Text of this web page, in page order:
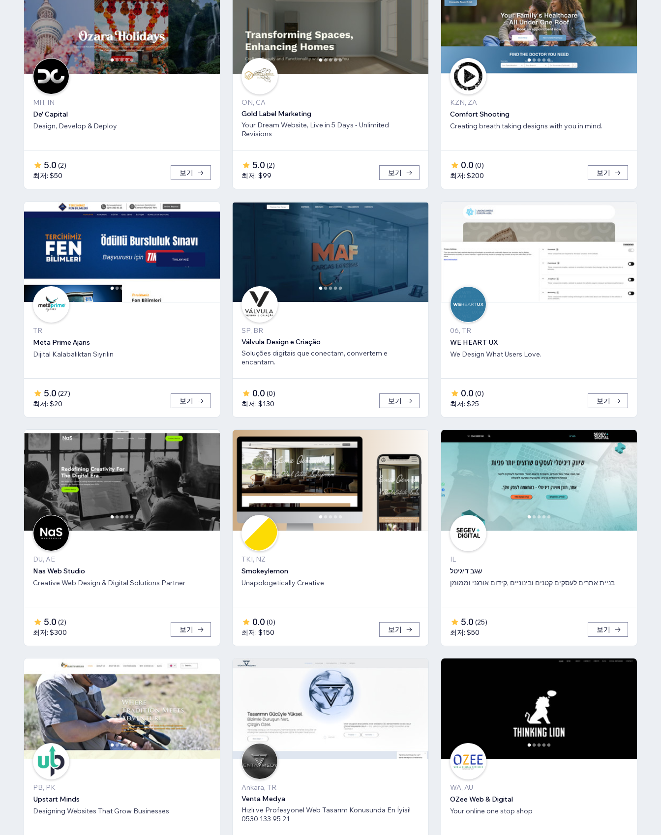
MH, IN
De' Capital
Design, Develop & Deploy
5.0 (2)
최저: $50
보기
ON, CA
Gold Label Marketing
Your Dream Website, Live in 5 Days - Unlimited
Revisions
5.0 (2)
최저: $99
보기
KZN, ZA
Comfort Shooting
Creating breath ​taking designs with you in mind.
0.0 (0)
최저: $200
보기
TR
Meta Prime Ajans
Dijital Kalabalıktan Sıyrılın
5.0 (27)
최저: $20
보기
SP, BR
Válvula Design e Criação
Soluções digitais que conectam, convertem e
encantam.
0.0 (0)
최저: $130
보기
06, TR
WE HEART UX
We Design What Users Love.
0.0 (0)
최저: $25
보기
DU, AE
Nas Web Studio
Creative Web Design & Digital Solutions Partner
5.0 (2)
최저: $300
보기
TKI, NZ
Smokeylemon
Unapologetically Creative
0.0 (0)
최저: $150
보기
IL
שגב דיגיטל
בניית אתרים לעסקים קטנים ובינוניים ,קידום אורגני וממומן
5.0 (25)
최저: $50
보기
PB, PK
Upstart Minds
Designing Websites That Grow Businesses
Ankara, TR
Venta Medya
Hızlı ve Profesyonel Web Tasarım Konusunda En İyisi!
0530 133 95 21
WA, AU
OZee Web & Digital
Your online one stop shop